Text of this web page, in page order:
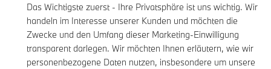
Das Wichtigste zuerst - Ihre Privatsphäre ist uns wichtig. Wir
handeln im Interesse unserer Kunden und möchten die
Zwecke und den Umfang dieser Marketing-Einwilligung
transparent darlegen. Wir möchten Ihnen erläutern, wie wir
personenbezogene Daten nutzen, insbesondere um unsere